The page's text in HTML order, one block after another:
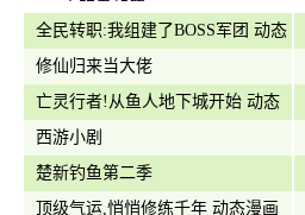
全民转职:我组建了BOSS军团 动态
漫画
修仙归来当大佬
亡灵行者!从鱼人地下城开始 动态
漫画
西游小剧
楚新钓鱼第二季
顶级气运,悄悄修练千年 动态漫画